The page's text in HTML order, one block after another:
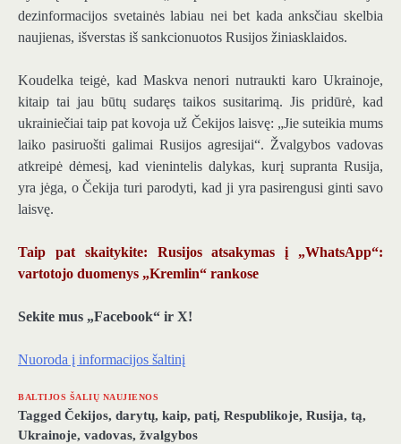
dezinformacijos svetainės labiau nei bet kada anksčiau skelbia
naujienas, išverstas iš sankcionuotos Rusijos žiniasklaidos.
Koudelka teigė, kad Maskva nenori nutraukti karo Ukrainoje,
kitaip tai jau būtų sudaręs taikos susitarimą. Jis pridūrė, kad
ukrainiečiai taip pat kovoja už Čekijos laisvę: „Jie suteikia mums
laiko pasiruošti galimai Rusijos agresijai“. Žvalgybos vadovas
atkreipė dėmesį, kad vienintelis dalykas, kurį supranta Rusija,
yra jėga, o Čekija turi parodyti, kad ji yra pasirengusi ginti savo
laisvę.
Taip pat skaitykite: Rusijos atsakymas į „WhatsApp“:
vartotojo duomenys „Kremlin“ rankose
Sekite mus „Facebook“ ir X!
Nuoroda į informacijos šaltinį
BALTIJOS ŠALIŲ NAUJIENOS
Tagged Čekijos, darytų, kaip, patį, Respublikoje, Rusija, tą,
Ukrainoje, vadovas, žvalgybos